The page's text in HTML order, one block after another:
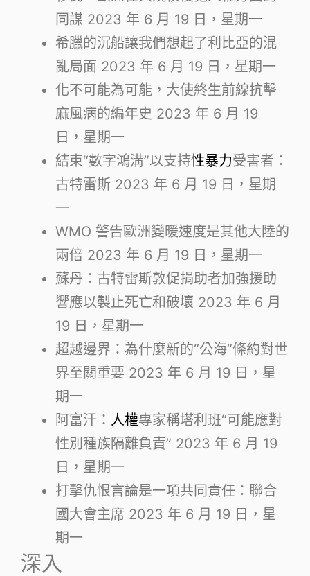
同謀 2023 年 6 月 19 日，星期一
希臘的沉船讓我們想起了利比亞的混
亂局面 2023 年 6 月 19 日，星期一
化不可能為可能，大使終生前線抗擊
麻風病的編年史 2023 年 6 月 19
日，星期一
結束“數字鴻溝”以支持性暴力受害者：
古特雷斯 2023 年 6 月 19 日，星期
一
WMO 警告歐洲變暖速度是其他大陸的
兩倍 2023 年 6 月 19 日，星期一
蘇丹：古特雷斯敦促捐助者加強援助
響應以製止死亡和破壞 2023 年 6 月
19 日，星期一
超越邊界：為什麼新的“公海”條約對世
界至關重要 2023 年 6 月 19 日，星
期一
阿富汗： 人權專家稱塔利班“可能應對
性別種族隔離負責” 2023 年 6 月 19
日，星期一
打擊仇恨言論是一項共同責任：聯合
國大會主席 2023 年 6 月 19 日，星
期一
深入